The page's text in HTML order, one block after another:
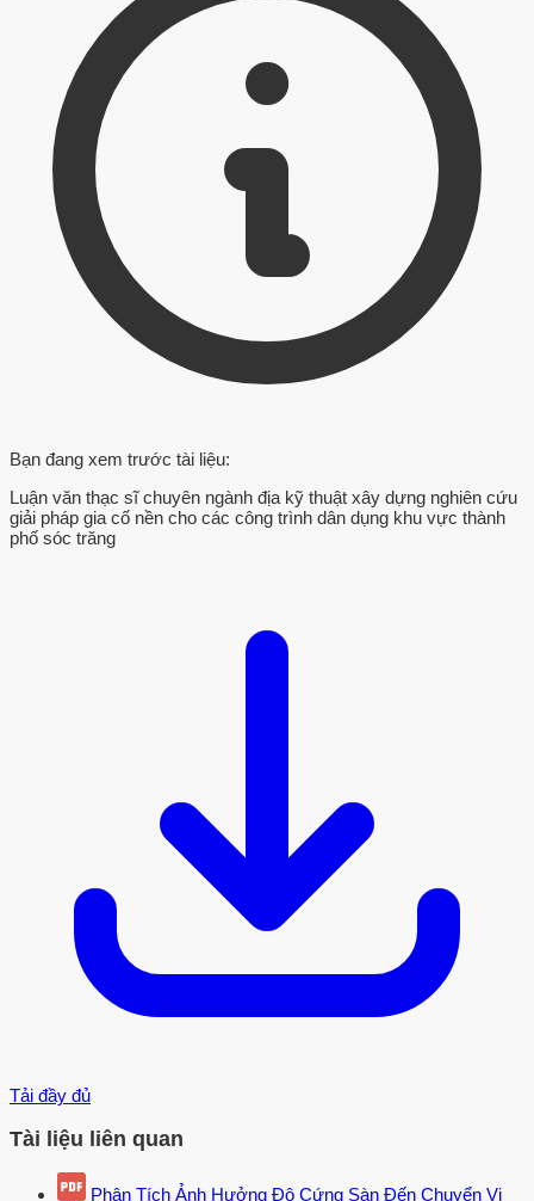
Bạn đang xem trước tài liệu:
Luận văn thạc sĩ chuyên ngành địa kỹ thuật xây dựng nghiên cứu
giải pháp gia cố nền cho các công trình dân dụng khu vực thành
phố sóc trăng
Tải đầy đủ
Tài liệu liên quan
Phân Tích Ảnh Hưởng Độ Cứng Sàn Đến Chuyển Vị